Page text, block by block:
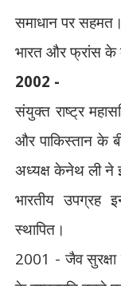
समाधान पर सहमत।
भारत और फ्रांस के
2002 -
संयुक्त राष्ट्र
और पाकिस्तान के
अध्यक्ष केनेथ ली ने
भारतीय उपग्रह
स्थापित।
2001 -जैव